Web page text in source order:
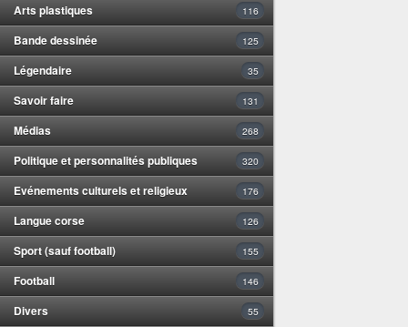
Arts plastiques 116
Bande dessinée 125
Légendaire 35
Savoir faire 131
Médias 268
Politique et personnalités publiques 320
Evénements culturels et religieux 176
Langue corse 126
Sport (sauf football) 155
Football 146
Divers 55